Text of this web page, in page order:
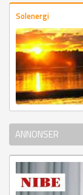
Solenergi
ANNONSER